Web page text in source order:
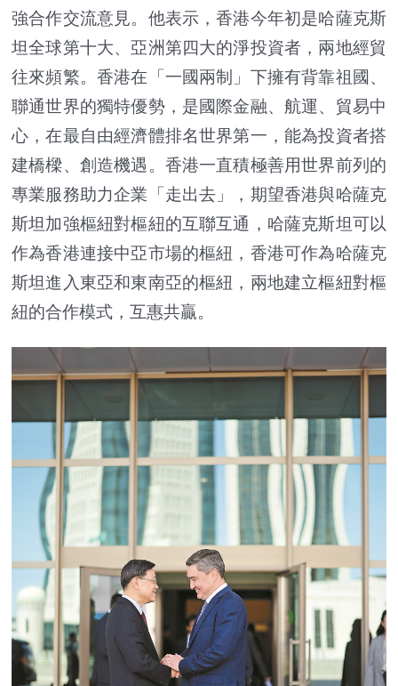
強合作交流意見。他表示，香港今年初是哈薩克斯
坦全球第十大、亞洲第四大的淨投資者，兩地經貿
往來頻繁。香港在「一國兩制」下擁有背靠祖國、
聯通世界的獨特優勢，是國際金融、航運、貿易中
心，在最自由經濟體排名世界第一，能為投資者搭
建橋樑、創造機遇。香港一直積極善用世界前列的
專業服務助力企業「走出去」，期望香港與哈薩克
斯坦加強樞紐對樞紐的互聯互通，哈薩克斯坦可以
作為香港連接中亞市場的樞紐，香港可作為哈薩克
斯坦進入東亞和東南亞的樞紐，兩地建立樞紐對樞
紐的合作模式，互惠共贏。